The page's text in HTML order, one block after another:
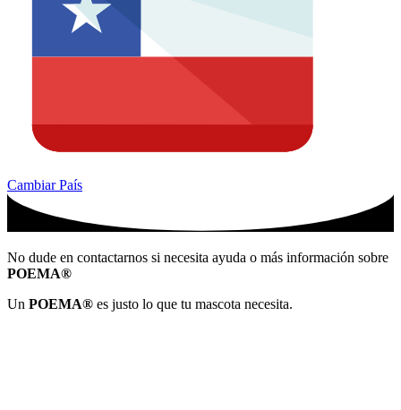
Cambiar País
No dude en contactarnos si necesita ayuda o más información sobre
POEMA®
Un POEMA® es justo lo que tu mascota necesita.